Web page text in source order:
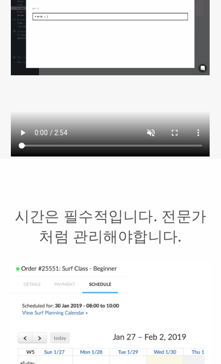
시간은 필수적입니다. 전문가
처럼 관리해야합니다.